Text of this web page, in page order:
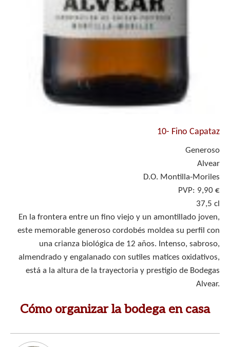
10- Fino Capataz
Generoso
Alvear
D.O. Montilla-Moriles
PVP: 9,90 €
37,5 cl
En la frontera entre un fino viejo y un amontillado joven,
este memorable generoso cordobés moldea su perfil con
una crianza biológica de 12 años. Intenso, sabroso,
almendrado y engalanado con sutiles matices oxidativos,
está a la altura de la trayectoria y prestigio de Bodegas
Alvear.
Cómo organizar la bodega en casa